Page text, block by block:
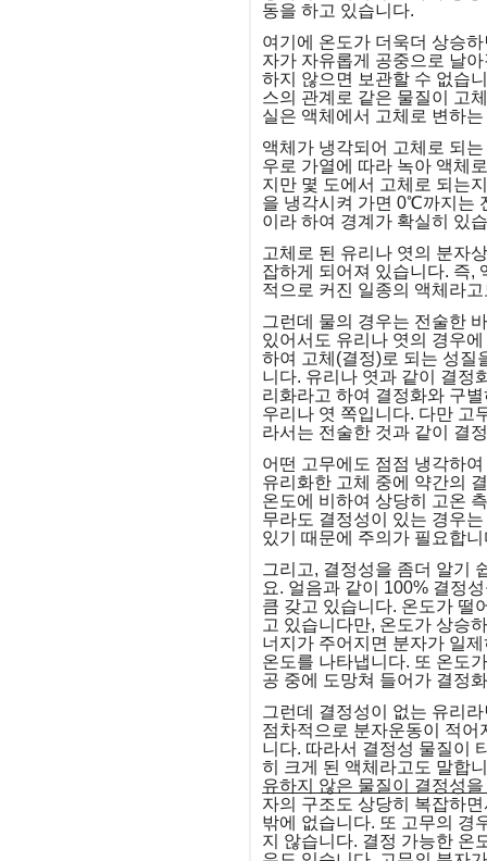
동을 하고 있습니다.
여기에 온도가 더욱더 상승
자가 자유롭게 공중으로 날
하지 않으면 보관할 수 없습
스의 관계로 같은 물질이 고
실은 액체에서 고체로 변하
액체가 냉각되어 고체로 되
우로 가열에 따라 녹아 액체
지만 몇 도에서 고체로 되는
을 냉각시켜 가면 0℃까지는
이라 하여 경계가 확실히 있
고체로 된 유리나 엿의 분자
잡하게 되어져 있습니다. 즉,
적으로 커진 일종의 액체라
그런데 물의 경우는 전술한
있어서도 유리나 엿의 경우
하여 고체(결정)로 되는 성질
니다. 유리나 엿과 같이 결정
리화라고 하여 결정화와 구
우리나 엿 쪽입니다. 다만
라서는 전술한 것과 같이 결
어떤 고무에도 점점 냉각하
유리화한 고체 중에 약간의
온도에 비하여 상당히 고온
무라도 결정성이 있는 경우
있기 때문에 주의가 필요합니
그리고, 결정성을 좀더 알기
요. 얼음과 같이 100% 결정
큼 갖고 있습니다. 온도가 떨
고 있습니다만, 온도가 상승
너지가 주어지면 분자가 일
온도를 나타냅니다. 또 온도
공 중에 도망쳐 들어가 결정
그런데 결정성이 없는 유리
점차적으로 분자운동이 적
니다. 따라서 결정성 물질이
히 크게 된 액체라고도 말합
유하지 않은 물질이 결정성
자의 구조도 상당히 복잡하
밖에 없습니다. 또 고무의 경
지 않습니다. 결정 가능한 온